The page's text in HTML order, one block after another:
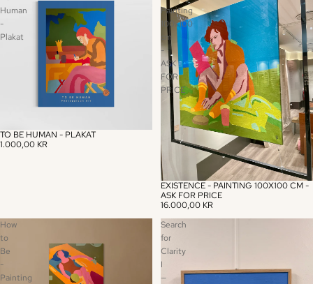
Human
-
Plakat
TO BE HUMAN - PLAKAT
1.000,00 KR
Painting
100x100
cm
-
ASK
FOR
PRICE
EXISTENCE - PAINTING 100X100 CM -
ASK FOR PRICE
16.000,00 KR
How
to
Be
-
Painting
Search
for
Clarity
I
—